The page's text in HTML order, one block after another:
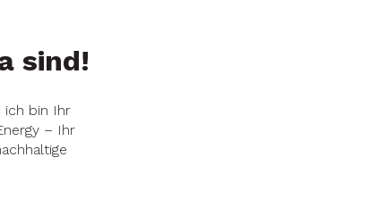
sind!
ich bin Ihr
– Ihr